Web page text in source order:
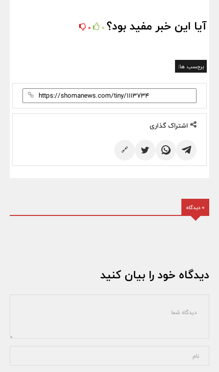
آیا این خبر مفید بود؟ 0
0
برچسب ها:
اشتراک گذاری
🔗
0 دیدگاه
دیدگاه خود را بیان کنید